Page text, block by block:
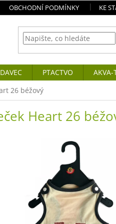
OBCHODNÍ PODMÍNKY KE
PTACTVO AKVA-
26 béžový
Heart 26